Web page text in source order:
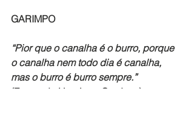
GARIMPO
“Pior que o canalha é o burro, porque
o canalha nem todo dia é canalha,
mas o burro é burro sempre.”
(Fernando Henrique Cardoso)